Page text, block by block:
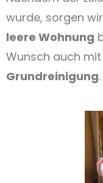
wurde, sorgen
leere Wohnung
Wunsch auch
Grundreinigung.